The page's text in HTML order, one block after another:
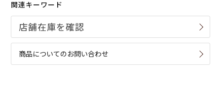
関連キーワード
商品についてのお問い合わせ